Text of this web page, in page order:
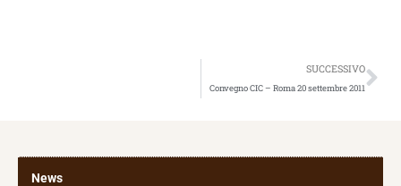
News
SUCCESSIVO
Convegno CIC – Roma 20 settembre 2011